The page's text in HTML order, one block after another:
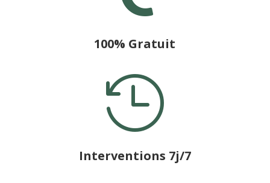
100% Gratuit

Interventions 7j/7